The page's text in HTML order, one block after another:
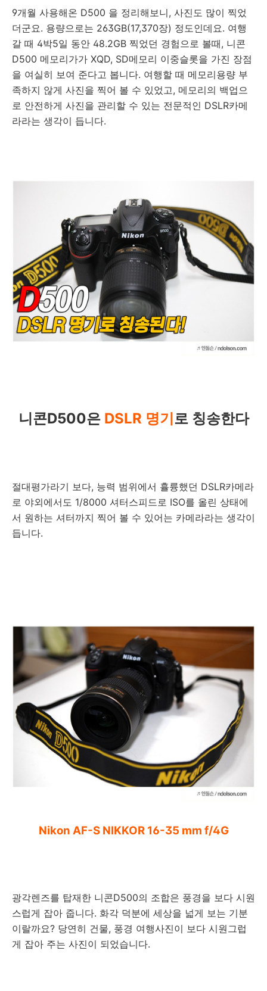
9개월 사용해온 D500 을 정리해보니, 사진도 많이 찍었
더군요. 용량으로는 263GB(17,370장) 정도인데요. 여행
갈 때 4박5일 동안 48.2GB 찍었던 경험으로 볼때, 니콘
D500 메모리가가 XQD, SD메모리 이중슬롯을 가진 장점
을 여실히 보여 준다고 봅니다. 여행할 때 메모리용량 부
족하지 않게 사진을 찍어 볼 수 있었고, 메모리의 백업으
로 안전하게 사진을 관리할 수 있는 전문적인 DSLR카메
라라는 생각이 듭니다.
니콘D500은 DSLR 명기 로 칭송한다
절대평가라기 보다, 능력 범위에서 휼륭했던 DSLR카메라
로 야외에서도 1/8000 셔터스피드로 ISO를 올린 상태에
서 원하는 셔터까지 찍어 볼 수 있어는 카메라라는 생각이
듭니다.
Nikon AF-S NIKKOR 16-35 mm f/4G
광각렌즈를 탑재한 니콘D500의 조합은 풍경을 보다 시원
스럽게 잡아 줍니다. 화각 덕분에 세상을 넓게 보는 기분
이랄까요? 당연히 건물, 풍경 여행사진이 보다 시원그럽
게 잡아 주는 사진이 되었습니다.